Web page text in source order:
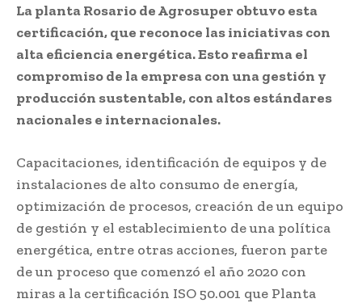
La planta Rosario de Agrosuper obtuvo esta
certificación, que reconoce las iniciativas con
alta eficiencia energética. Esto reafirma el
compromiso de la empresa con una gestión y
producción sustentable, con altos estándares
nacionales e internacionales.
Capacitaciones, identificación de equipos y de
instalaciones de alto consumo de energía,
optimización de procesos, creación de un equipo
de gestión y el establecimiento de una política
energética, entre otras acciones, fueron parte
de un proceso que comenzó el año 2020 con
miras a la certificación ISO 50.001 que Planta